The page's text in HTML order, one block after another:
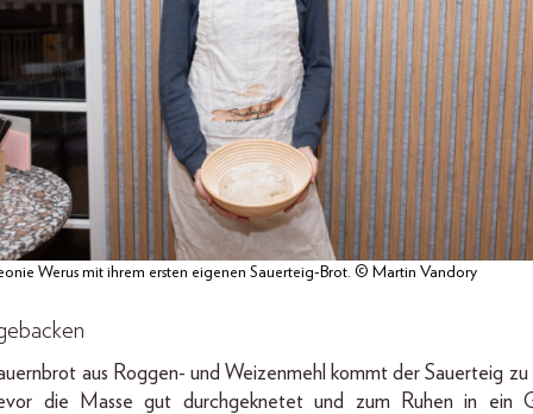
Werus mit ihrem ersten eigenen Sauerteig-Brot. © Martin Vandory
aus Roggen- und Weizenmehl kommt der Sauerteig
die Masse gut durchgeknetet und zum Ruhen in ein